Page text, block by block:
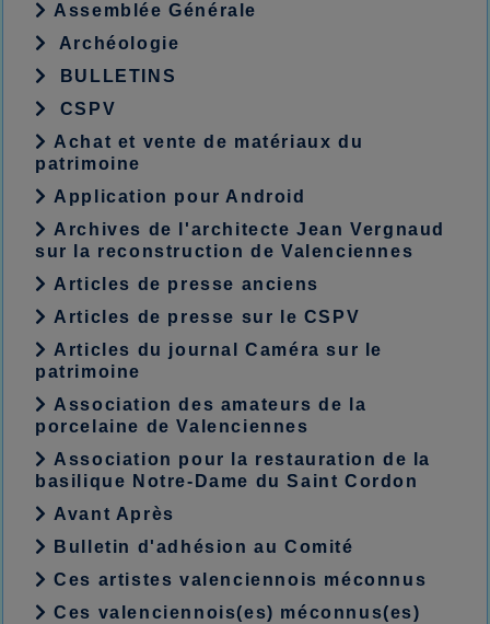
Assemblée Générale
Archéologie
BULLETINS
CSPV
Achat et vente de matériaux du
patrimoine
Application pour Android
Archives de l'architecte Jean Vergnaud
sur la reconstruction de Valenciennes
Articles de presse anciens
Articles de presse sur le CSPV
Articles du journal Caméra sur le
patrimoine
Association des amateurs de la
porcelaine de Valenciennes
Association pour la restauration de la
basilique Notre-Dame du Saint Cordon
Avant Après
Bulletin d'adhésion au Comité
Ces artistes valenciennois méconnus
Ces valenciennois(es) méconnus(es)